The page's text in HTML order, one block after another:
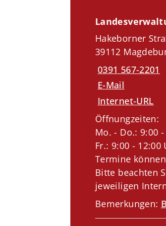
Hakeborner
39112
0391 567-2201
E-Mail
Internet-URL
Öffnungzeiten:
Mo. - Do.: 9:00
Fr.: 9:00 - 12:00
Termine
Bitte beachten
jeweiligen
Bemerkungen: